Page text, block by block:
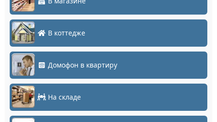
В коттедже
Домофон в квартиру
На складе